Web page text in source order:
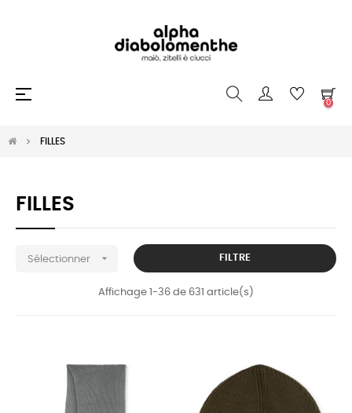
Basculer
☰
0
FILLES
FILLES
Sélectionner  FILTRE
Affichage 1-36 de 631 article(s)